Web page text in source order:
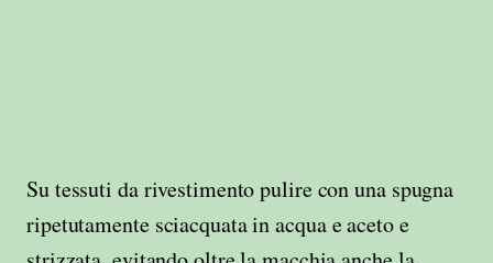
Su tessuti da rivestimento pulire con una spugna
ripetutamente sciacquata in acqua e aceto e